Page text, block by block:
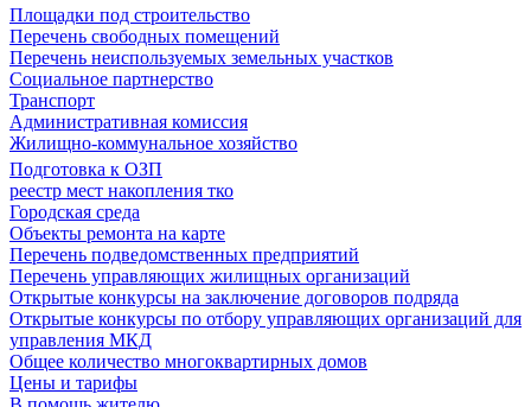
Площадки под строительство
Перечень свободных помещений
Перечень неиспользуемых земельных участков
Социальное партнерство
Транспорт
Административная комиссия
Жилищно-коммунальное хозяйство
Подготовка к ОЗП
реестр мест накопления тко
Городская среда
Объекты ремонта на карте
Перечень подведомственных предприятий
Перечень управляющих жилищных организаций
Открытые конкурсы на заключение договоров подряда
Открытые конкурсы по отбору управляющих организаций для
управления МКД
Общее количество многоквартирных домов
Цены и тарифы